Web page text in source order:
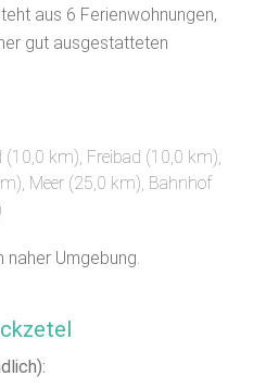
aus 6 Ferienwohnungen,
gut ausgestatteten
(10,0 km), Freibad (10,0 km),
, Meer (25,0 km), Bahnhof
Umgebung.